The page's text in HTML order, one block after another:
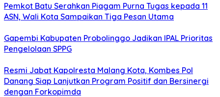
Pemkot Batu Serahkan Piagam Purna Tugas kepada 11
ASN, Wali Kota Sampaikan Tiga Pesan Utama
Gapembi Kabupaten Probolinggo Jadikan IPAL Prioritas
Pengelolaan SPPG
Resmi Jabat Kapolresta Malang Kota, Kombes Pol
Danang Siap Lanjutkan Program Positif dan Bersinergi
dengan Forkopimda